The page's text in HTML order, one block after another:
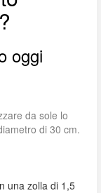
oggi
da sole lo
di 30 cm.
una zolla di 1,5